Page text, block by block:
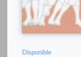
Disponible